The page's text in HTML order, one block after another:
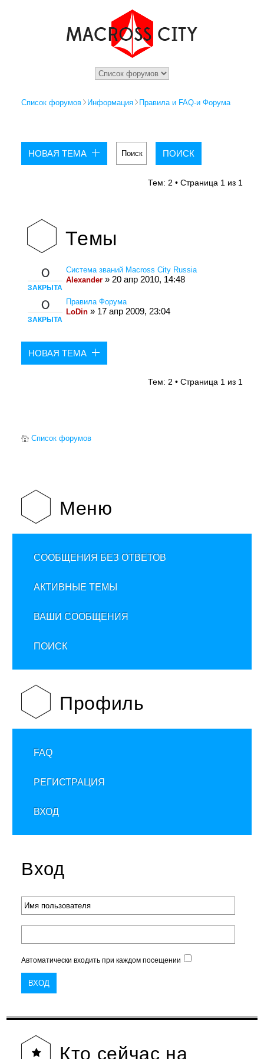
Список форумов Информация Правила и FAQ-и Форума
НОВАЯ ТЕМА
Тем: 2 • Страница 1из 1
Темы
0
ЗАКРЫТА
Система званий Macross City Russia
Alexander » 20 апр 2010, 14:48
0
ЗАКРЫТА
Правила Форума
LoDin » 17 апр 2009, 23:04
НОВАЯ ТЕМА
Тем: 2 • Страница 1из 1
Список форумов
Меню
СООБЩЕНИЯ БЕЗ ОТВЕТОВ
АКТИВНЫЕ ТЕМЫ
ВАШИ СООБЩЕНИЯ
ПОИСК
Профиль
FAQ
РЕГИСТРАЦИЯ
ВХОД
Вход
Автоматически входить при каждом посещении
Кто сейчас на